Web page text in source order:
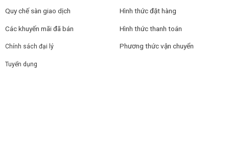
Quy chế sàn giao dịch
Các khuyến mãi đã bán
Chính sách đại lý
Tuyển dụng
Hình thức đặt hàng
Hình thức thanh toán
Phương thức vận chuyển